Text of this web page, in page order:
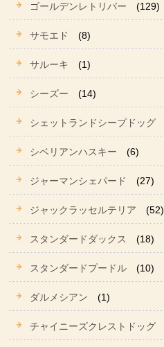
ゴールデンレトリバー (129)
サモエド (8)
サルーキ (1)
シーズー (14)
シェットランドシープドッグ
シベリアンハスキー (6)
ジャーマンシェパード (27)
ジャックラッセルテリア (52)
スタンダードダックス (18)
スタンダードプードル (10)
ダルメシアン (1)
チャイニーズクレストドッグ